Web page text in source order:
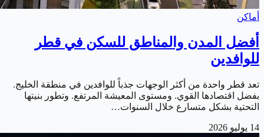
أماكن
أفضل المدن والمناطق للسكن في قطر
للوافدين
تعد قطر واحدة من أكثر الوجهات جذباً للوافدين في منطقة الخليج.
بفضل اقتصادها القوي. ومستوى المعيشة المرتفع. وتطور بنيتها
التحتية بشكل متسارع خلال السنوات…
14 يوليو 2026